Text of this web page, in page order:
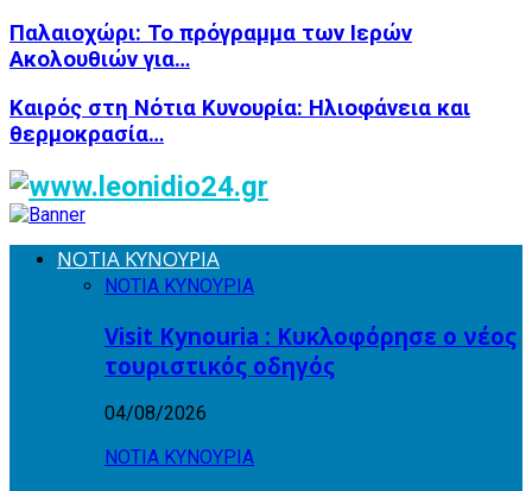
Παλαιοχώρι: Το πρόγραμμα των Ιερών
Ακολουθιών για…
Καιρός στη Νότια Κυνουρία: Ηλιοφάνεια και
θερμοκρασία…
ΝΟΤΙΑ ΚΥΝΟΥΡΙΑ
ΝΟΤΙΑ ΚΥΝΟΥΡΙΑ
Visit Kynouria : Κυκλοφόρησε ο νέος
τουριστικός οδηγός
04/08/2026
ΝΟΤΙΑ ΚΥΝΟΥΡΙΑ